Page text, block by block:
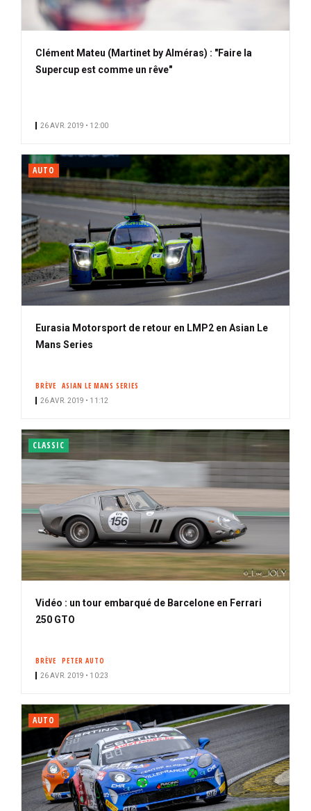
Clément Mateu (Martinet by Alméras) : "Faire la
Supercup est comme un rêve"
26 AVR. 2019 • 12:00
AUTO
Eurasia Motorsport de retour en LMP2 en Asian Le
Mans Series
BRÈVE ASIAN LE MANS SERIES
26 AVR. 2019 • 11:12
CLASSIC
Vidéo : un tour embarqué de Barcelone en Ferrari
250 GTO
BRÈVE PETER AUTO
26 AVR. 2019 • 10:23
AUTO